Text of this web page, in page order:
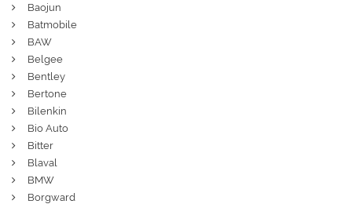
Baojun
Batmobile
BAW
Belgee
Bentley
Bertone
Bilenkin
Bio Auto
Bitter
Blaval
BMW
Borgward